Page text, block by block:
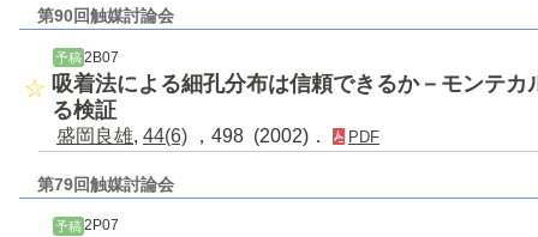
第90回触媒討論会
予稿 2B07
吸着法による細孔分布は信頼できるか－モンテ
る検証
盛岡良雄, 44(6) ，498 (2002)． PDF
第79回触媒討論会
予稿 2P07